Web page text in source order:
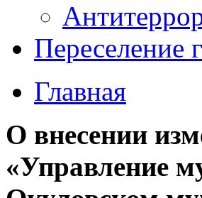
Переселение
Главная
О внесении
«Управление